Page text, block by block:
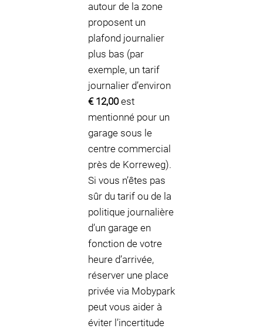
autour de la zone
proposent un
plafond journalier
plus bas (par
exemple, un tarif
journalier d’environ
€ 12,00est
mentionné pour un
garage sous le
centre commercial
près de Korreweg).
Si vous n’êtes pas
sûr du tarif ou de la
politique journalière
d’un garage en
fonction de votre
heure d’arrivée,
réserver une place
privée via Mobypark
peut vous aider à
éviter l’incertitude